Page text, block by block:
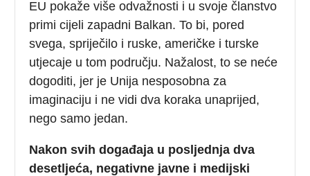
EU pokaže više odvažnosti i u svoje članstvo
primi cijeli zapadni Balkan. To bi, pored
svega, spriječilo i ruske, američke i turske
utjecaje u tom području. Nažalost, to se neće
dogoditi, jer je Unija nesposobna za
imaginaciju i ne vidi dva koraka unaprijed,
nego samo jedan.
Nakon svih događaja u posljednja dva
desetljeća, negativne javne i medijski